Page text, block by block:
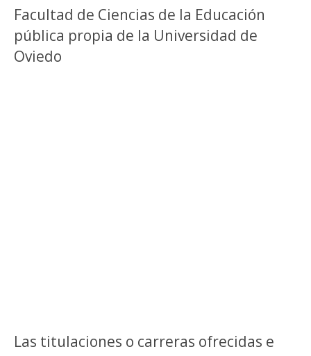
Facultad de Ciencias de la Educación
pública propia de la Universidad de
Oviedo
Las titulaciones o carreras ofrecidas e